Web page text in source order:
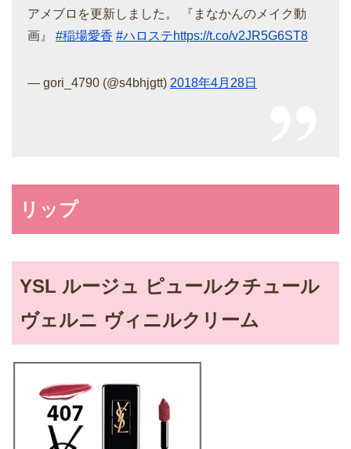
アメブロを更新しました。 『まなかんのメイク動
画』 #稲場愛香 #ハロステhttps://t.co/v2JR5G6ST8
— gori_4790 (@s4bhjgtt) 2018年4月28日
リップ
YSL ルージュ ピュールクチュール
ヴェルニ ヴィニルクリーム